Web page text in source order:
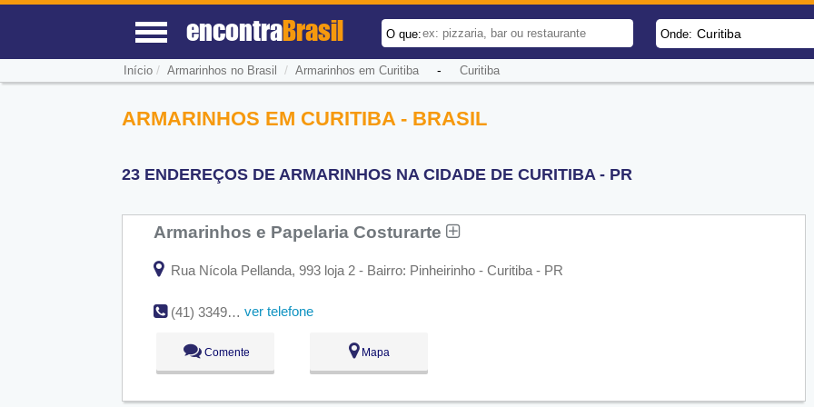
encontraBrasil O que: Onde: Curitiba
Início/ Armarinhos no Brasil / Armarinhos em Curitiba- Curitiba
ARMARINHOS EM CURITIBA - BRASIL
23 ENDEREÇOS DE ARMARINHOS NA CIDADE DE CURITIBA - PR
Armarinhos e Papelaria Costurarte
Rua Nícola Pellanda, 993 loja 2 - Bairro: Pinheirinho - Curitiba - PR
(41) 3349-6262 ver telefone
Comente Mapa